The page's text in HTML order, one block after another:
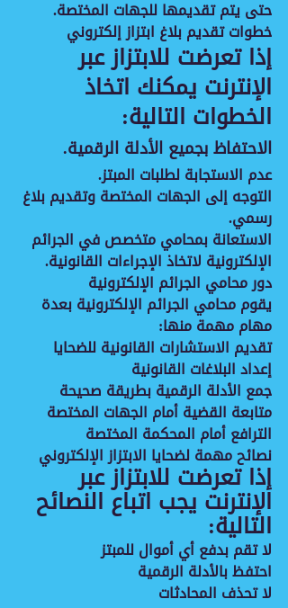
حتى يتم تقديمها للجهات المختصة.
خطوات تقديم بلاغ ابتزاز إلكتروني
إذا تعرضت للابتزاز عبر
الإنترنت يمكنك اتخاذ
الخطوات التالية:
الاحتفاظ بجميع الأدلة الرقمية.
عدم الاستجابة لطلبات المبتز.
التوجه إلى الجهات المختصة وتقديم بلاغ
رسمي.
الاستعانة بمحامي متخصص في الجرائم
الإلكترونية لاتخاذ الإجراءات القانونية.
دور محامي الجرائم الإلكترونية
يقوم محامي الجرائم الإلكترونية بعدة
مهام مهمة منها:
تقديم الاستشارات القانونية للضحايا
إعداد البلاغات القانونية
جمع الأدلة الرقمية بطريقة صحيحة
متابعة القضية أمام الجهات المختصة
الترافع أمام المحكمة المختصة
نصائح مهمة لضحايا الابتزاز الإلكتروني
إذا تعرضت للابتزاز عبر
الإنترنت يجب اتباع النصائح
التالية:
لا تقم بدفع أي أموال للمبتز
احتفظ بالأدلة الرقمية
لا تحذف المحادثات